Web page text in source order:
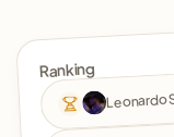
Ranking
Leonardo